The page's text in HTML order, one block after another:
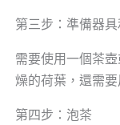
第三步：準備器
需要使用一個茶
燥的荷葉，還需要
第四步：泡茶